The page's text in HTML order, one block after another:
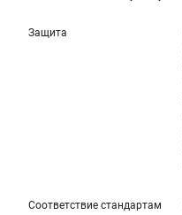
Защита
Соответствие стандартам